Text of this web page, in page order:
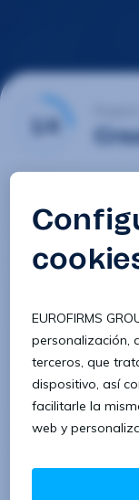
1/4
Contraseña
Confirmar
8 caracteres
1 letra mayúscula